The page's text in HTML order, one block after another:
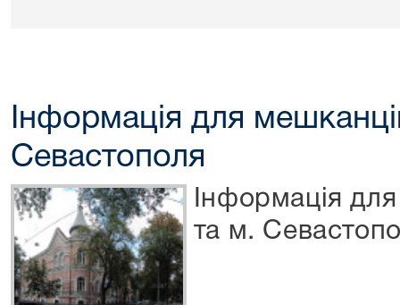
Інформація для
Севастополя
Інформація
та м.